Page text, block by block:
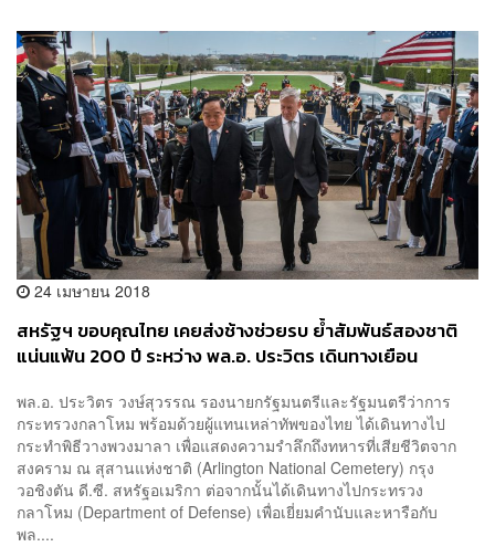
24 เมษายน 2018
สหรัฐฯ ขอบคุณไทย เคยส่งช้างช่วยรบ ย้ำสัมพันธ์สองชาติ
แน่นแฟ้น 200 ปี ระหว่าง พล.อ. ประวิตร เดินทางเยือน
พล.อ. ประวิตร วงษ์สุวรรณ รองนายกรัฐมนตรีและรัฐมนตรีว่าการ
กระทรวงกลาโหม พร้อมด้วยผู้แทนเหล่าทัพของไทย ได้เดินทางไป
กระทำพิธีวางพวงมาลา เพื่อแสดงความรำลึกถึงทหารที่เสียชีวิตจาก
สงคราม ณ สุสานแห่งชาติ (Arlington National Cemetery) กรุง
วอชิงตัน ดี.ซี. สหรัฐอเมริกา ต่อจากนั้นได้เดินทางไปกระทรวง
กลาโหม (Department of Defense) เพื่อเยี่ยมคำนับและหารือกับ
พล....